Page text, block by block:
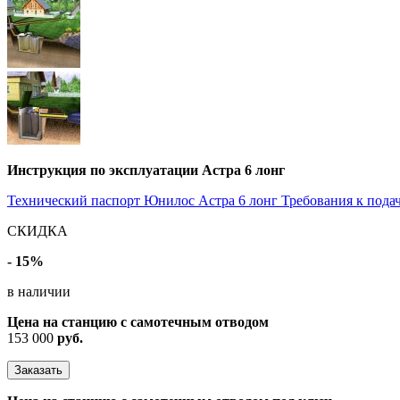
Инструкция по эксплуатации Астра 6 лонг
Технический паспорт Юнилос Астра 6 лонг Требования к
СКИДКА
- 15%
в наличии
Цена на станцию с самотечным отводом
153 000 руб.
Заказать